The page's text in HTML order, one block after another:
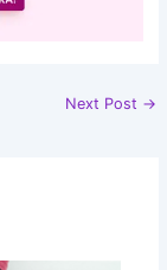
Next Post →